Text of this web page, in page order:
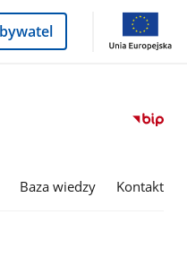
Baza wiedzy Kontakt